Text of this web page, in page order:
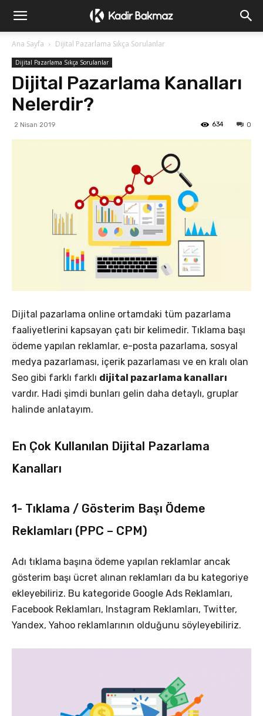
Ana Sayfa Dijital Pazarlama Sıkça Sorulanlar
Dijital Pazarlama Sıkça Sorulanlar
Dijital Pazarlama Kanalları
Nelerdir?
2 Nisan 2019 0
634
Dijital pazarlama online ortamdaki tüm pazarlama
faaliyetlerini kapsayan çatı bir kelimedir. Tıklama başı
ödeme yapılan reklamlar, e-posta pazarlama, sosyal
medya pazarlaması, içerik pazarlaması ve en kralı olan
Seo gibi farklı farklı dijital pazarlama kanalları
vardır. Hadi şimdi bunları gelin daha detaylı, gruplar
halinde anlatayım.
En Çok Kullanılan Dijital Pazarlama
Kanalları
1- Tıklama / Gösterim Başı Ödeme
Reklamları (PPC – CPM)
Adı tıklama başına ödeme yapılan reklamlar ancak
gösterim başı ücret alınan reklamları da bu kategoriye
ekleyebiliriz. Bu kategoride Google Ads Reklamları,
Facebook Reklamları, Instagram Reklamları, Twitter,
Yandex, Yahoo reklamlarının olduğunu söyleyebiliriz.